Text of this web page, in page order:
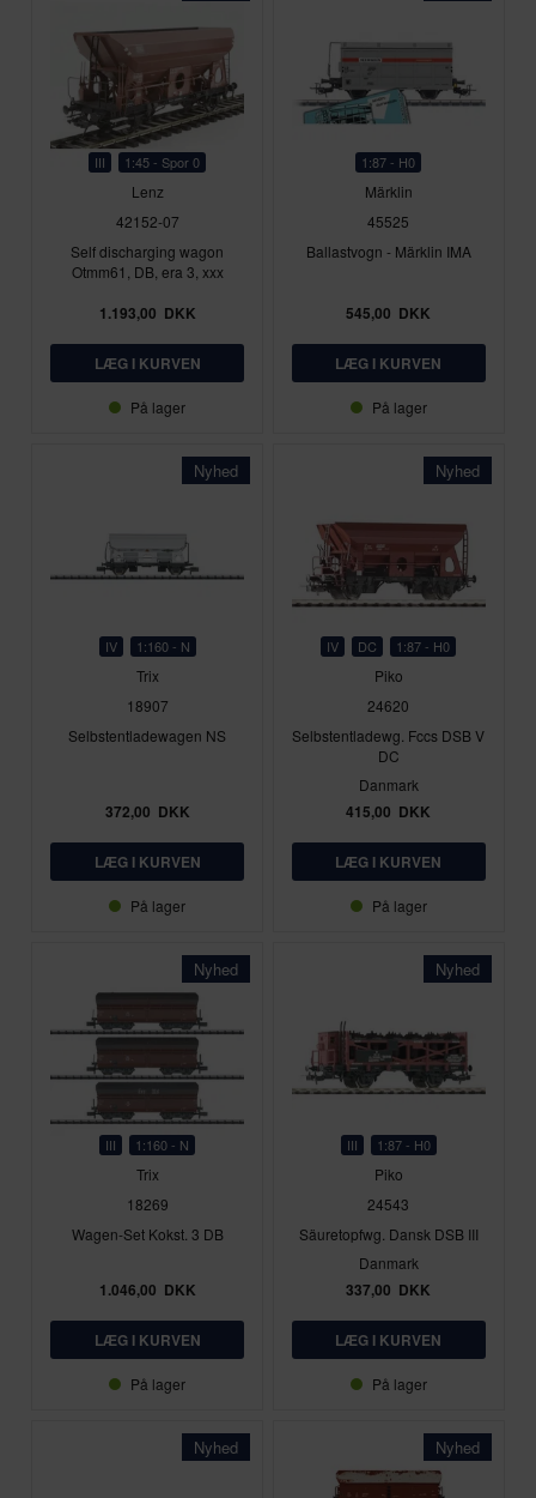
III 1:45 - Spor 0
Lenz
42152-07
Self discharging wagon
Otmm61, DB, era 3, xxx
1.193,00 DKK
På lager
1:87 - H0
Märklin
45525
Ballastvogn - Märklin IMA
545,00 DKK
På lager
Nyhed
IV 1:160 - N
Trix
18907
Selbstentladewagen NS
372,00 DKK
På lager
Nyhed
IV DC 1:87 - H0
Piko
24620
Selbstentladewg. Fccs DSB V
DC
Danmark
415,00 DKK
På lager
Nyhed
III 1:160 - N
Trix
18269
Wagen-Set Kokst. 3 DB
1.046,00 DKK
På lager
Nyhed
III 1:87 - H0
Piko
24543
Säuretopfwg. Dansk DSB III
Danmark
337,00 DKK
På lager
Nyhed Nyhed